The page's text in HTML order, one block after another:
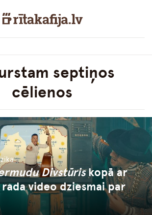
septiņos
cēlienos
Divstūriskopā ar
video dziesmai par